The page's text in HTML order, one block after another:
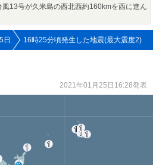
風13号が久米島の西北西約160kmを西に進ん
日 16時25分頃発生した地震(最大震度2)
2021年01月25日16:28発表